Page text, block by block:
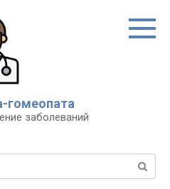
гомеопата
заболеваний